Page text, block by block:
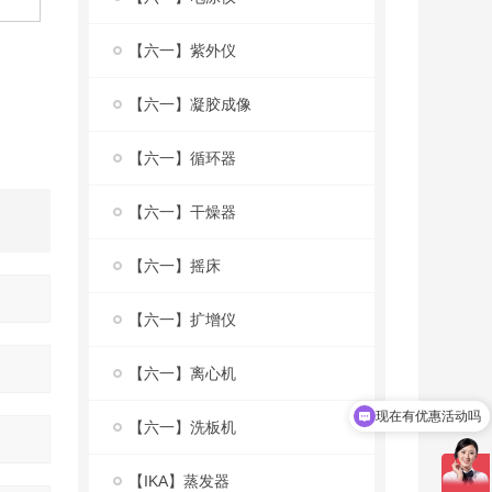
【六一】紫外仪
【六一】凝胶成像
【六一】循环器
【六一】干燥器
【六一】摇床
【六一】扩增仪
【六一】离心机
【六一】洗板机
【IKA】蒸发器
现在有优惠活动吗